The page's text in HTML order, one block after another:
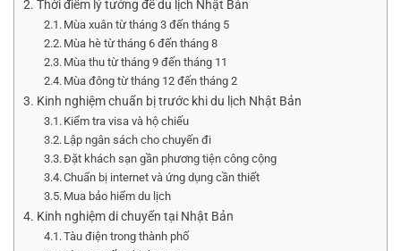
Thời điểm lý tưởng để du lịch Nhật Bản
Mùa xuân từ tháng 3 đến tháng 5
Mùa hè từ tháng 6 đến tháng 8
Mùa thu từ tháng 9 đến tháng 11
Mùa đông từ tháng 12 đến tháng 2
Kinh nghiệm chuẩn bị trước khi du lịch Nhật Bản
Kiểm tra visa và hộ chiếu
Lập ngân sách cho chuyến đi
Đặt khách sạn gần phương tiện công cộng
Chuẩn bị internet và ứng dụng cần thiết
Mua bảo hiểm du lịch
Kinh nghiệm di chuyển tại Nhật Bản
Tàu điện trong thành phố